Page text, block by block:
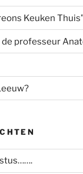
Keuken
professeur